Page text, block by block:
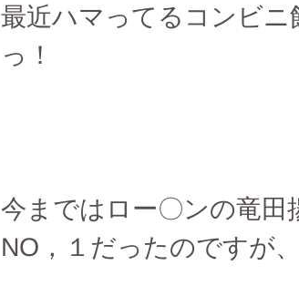
最近ハマってるコンビ
っ！
今まではロー〇ンの竜
NO，１だったのですが